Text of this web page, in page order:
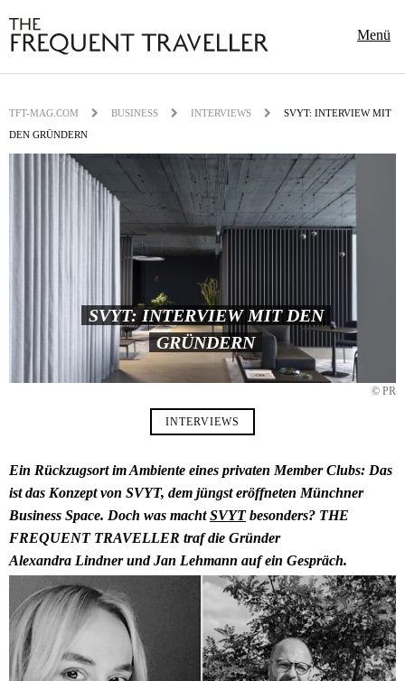
Menü
TFT-MAG.COM BUSINESS INTERVIEWS
SVYT: INTERVIEW MIT
DEN GRÜNDERN
SVYT: INTERVIEW MIT DEN
GRÜNDERN
© PR
INTERVIEWS
Ein Rückzugsort im Ambiente eines privaten Member Clubs: Das
ist das Konzept von SVYT, dem jüngst eröffneten Münchner
Business Space. Doch was machtSVYTbesonders? THE
FREQUENT TRAVELLER traf die Gründer
Alexandra Lindner und Jan Lehmann auf ein Gespräch.